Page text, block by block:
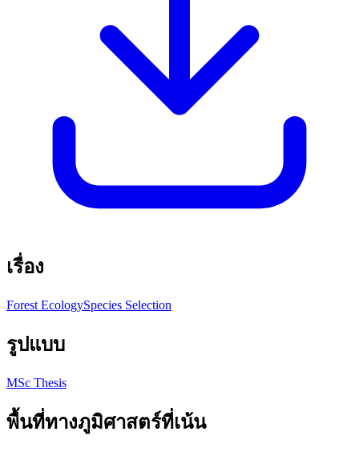
เรื่อง
Forest EcologySpecies Selection
รูปแบบ
MSc Thesis
พื้นที่ทางภูมิศาสตร์ที่เน้น